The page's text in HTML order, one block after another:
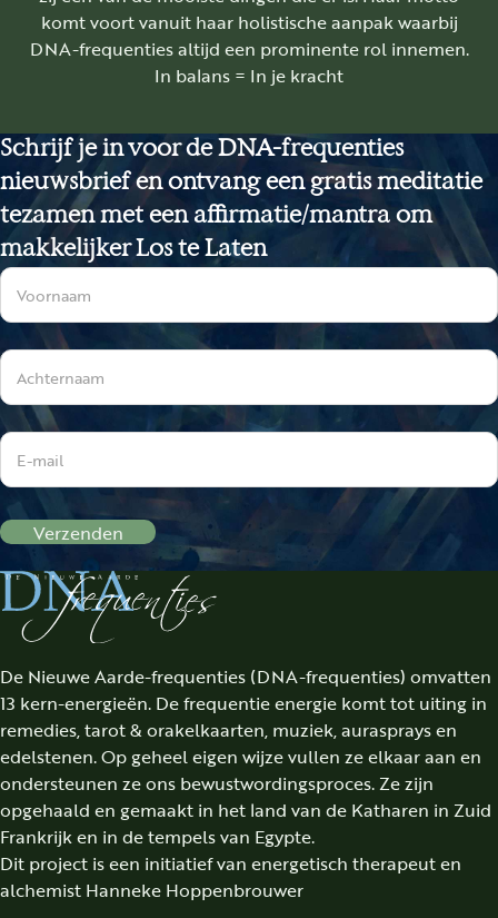
komt voort vanuit haar holistische aanpak waarbij
DNA-frequenties altijd een prominente rol innemen.
In balans = In je kracht
Schrijf je in voor de DNA-frequenties
nieuwsbrief en ontvang een gratis meditatie
tezamen met een affirmatie/mantra om
makkelijker Los te Laten
Sectie
Verzenden
De Nieuwe Aarde-frequenties (DNA-frequenties) omvatten
13 kern-energieën. De frequentie energie komt tot uiting in
remedies, tarot & orakelkaarten, muziek, aurasprays en
edelstenen. Op geheel eigen wijze vullen ze elkaar aan en
ondersteunen ze ons bewustwordingsproces. Ze zijn
opgehaald en gemaakt in het land van de Katharen in Zuid
Frankrijk en in de tempels van Egypte.
Dit project is een initiatief van energetisch therapeut en
alchemist Hanneke Hoppenbrouwer